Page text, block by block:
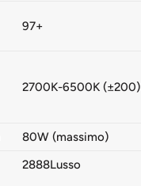
97+
2700K-6500K (±200)
80W (massimo)
2888Lusso